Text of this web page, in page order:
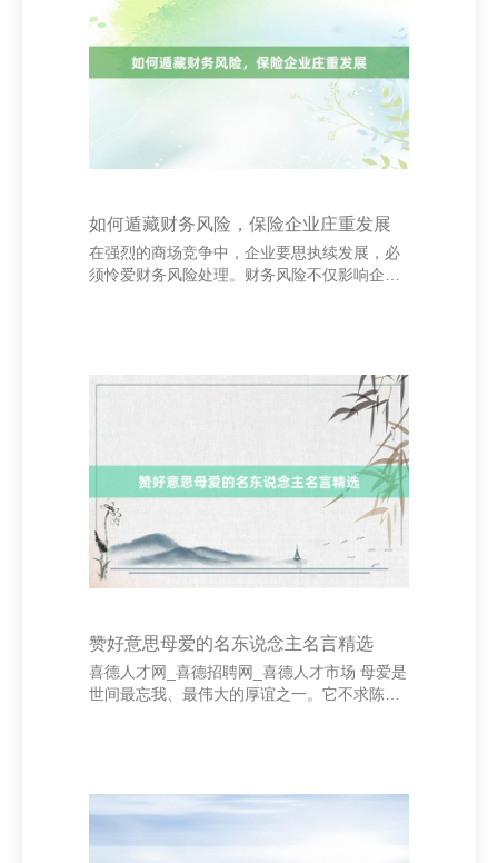
发。它不仅培养了孩子的话语才能，也引发了
他们对动物的矜重和悯恻心。 这首童谣之是以
齐人好猎，是因为它逼近糊口、裕如画面感，
容易引发共识。无论是家长如故孩子，齐能在
如何遁藏财务风险，保险企业庄重发展
在强烈的商场竞争中，企业要思执续发展，必
须怜爱财务风险处理。财务风险不仅影响企业
理的预算和资本限制机制，幸免资金蹧跶和过
度开销。同期，加强现款流处理，保执敷裕的
流动资金，以应答突发情况。 其次，企业应谛
视债务结构的优化，幸免过度依赖假贷。合理
限制欠债比例，增强抗风险才略。关于长久投
资，需进行充分的可行性分析，幸免盲目膨胀
带来的财务压力。
赞好意思母爱的名东说念主名言精选
喜德人才网_喜德招聘网_喜德人才市场 母爱是
世间最忘我、最伟大的厚谊之一。它不求陈
东说念主。”这句话说念出了母爱的和善与力
量。母亲的爱如同阳光，照亮孩子前行的说念
路，也给以他们面临长途的勇气。好意思国作